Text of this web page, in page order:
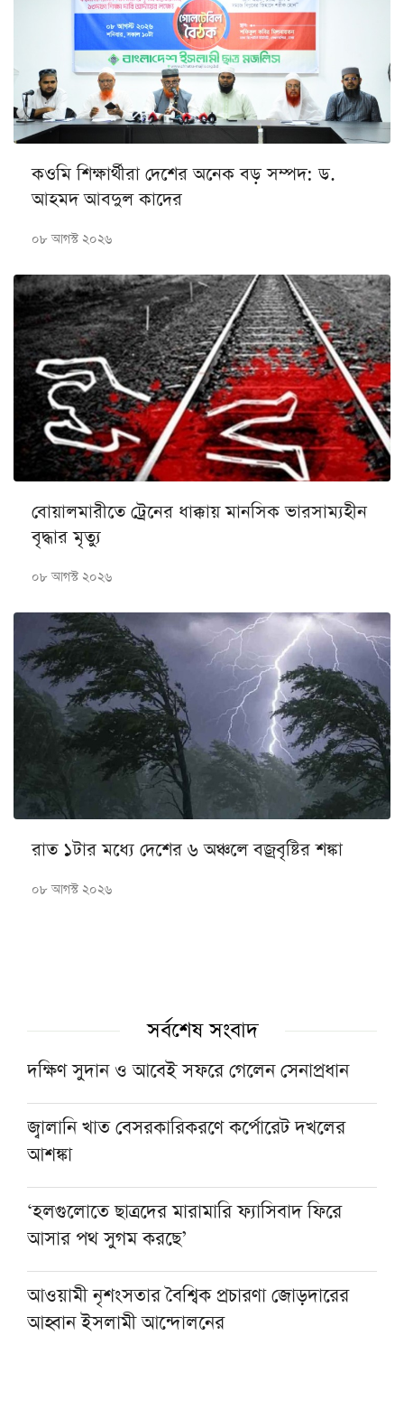
কওমি শিক্ষার্থীরা দেশের অনেক বড় সম্পদ: ড.
আহমদ আবদুল কাদের
০৮ আগস্ট ২০২৬
বোয়ালমারীতে ট্রেনের ধাক্কায় মানসিক ভারসাম্যহীন
বৃদ্ধার মৃত্যু
০৮ আগস্ট ২০২৬
রাত ১টার মধ্যে দেশের ৬ অঞ্চলে বজ্রবৃষ্টির শঙ্কা
০৮ আগস্ট ২০২৬
সর্বশেষ সংবাদ
দক্ষিণ সুদান ও আবেই সফরে গেলেন সেনাপ্রধান
জ্বালানি খাত বেসরকারিকরণে কর্পোরেট দখলের
আশঙ্কা
‘হলগুলোতে ছাত্রদের মারামারি ফ্যাসিবাদ ফিরে
আসার পথ সুগম করছে’
আওয়ামী নৃশংসতার বৈশ্বিক প্রচারণা জোড়দারের
আহ্বান ইসলামী আন্দোলনের